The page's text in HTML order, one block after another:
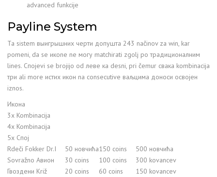
advanced funkcije
Payline System
Ta sistem выигрышних черти допушта 243 načinov za win, kar
pomeni, da se икone ne могу matchirati zgolj po традиционалним
lines. Спојevi se brojijo od леве ка desni, pri čemur свака kombinacija
три ali more истих икон na consecutive ваљцима доноси освојен
iznos.
Икона
3x Kombinacija
4x Kombinacija
5x Спој
Rdeči Fokker Dr.I
50 новчића150 coins
500 новчића
Sovražno Авион
30 coins 100 coins
300 kovancev
Гвоздени Križ
20 coins 60 coins
150 kovancev